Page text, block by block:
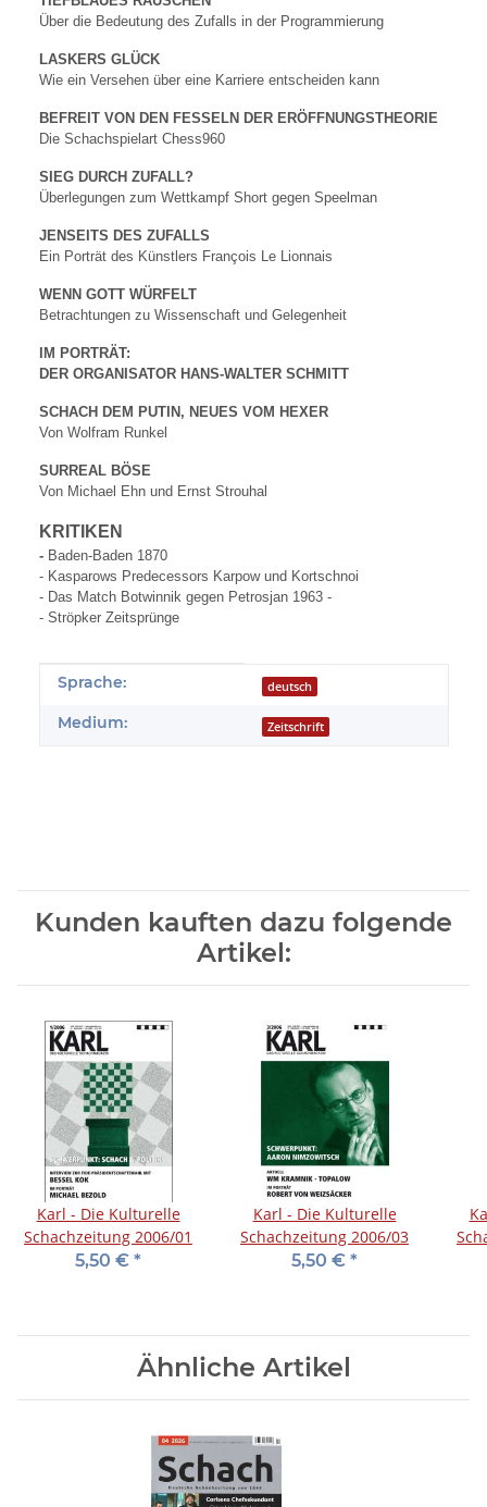
Über die Bedeutung des Zufalls in der Programmierung
LASKERS GLÜCK
Wie ein Versehen über eine Karriere entscheiden kann
BEFREIT VON DEN FESSELN DER ERÖFFNUNGSTHEORIE
Die Schachspielart Chess960
SIEG DURCH ZUFALL?
Überlegungen zum Wettkampf Short gegen Speelman
JENSEITS DES ZUFALLS
Ein Porträt des Künstlers François Le Lionnais
WENN GOTT WÜRFELT
Betrachtungen zu Wissenschaft und Gelegenheit
IM PORTRÄT:
DER ORGANISATOR HANS-WALTER SCHMITT
SCHACH DEM PUTIN, NEUES VOM HEXER
Von Wolfram Runkel
SURREAL BÖSE
Von Michael Ehn und Ernst Strouhal
KRITIKEN
- Baden-Baden 1870
- Kasparows Predecessors Karpow und Kortschnoi
- Das Match Botwinnik gegen Petrosjan 1963 -
- Ströpker Zeitsprünge
Produkteigenschaft
Wert
Sprache: deutsch
Medium: Zeitschrift
Kunden kauften dazu folgende
Artikel:
Karl - Die Kulturelle
Schachzeitung 2006/01
5,50 € *
Karl - Die Kulturelle
Schachzeitung 2006/03
5,50 € *
Ähnliche Artikel